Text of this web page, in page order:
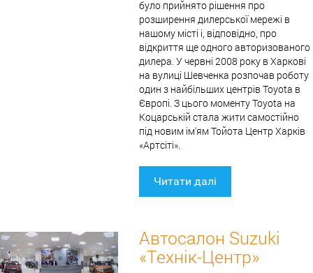
було прийнято рішення про
розширення дилерської мережі в
нашому місті і, відповідно, про
відкриття ще одного авторизованого
дилера. У червні 2008 року в Харкові
на вулиці Шевченка розпочав роботу
один з найбільших центрів Toyota в
Європі. З цього моменту Toyota на
Коцарській стала жити самостійно
під новим ім'ям Тойота Центр Харків
«Артсіті».
Читати далі
Автосалон Suzuki
«Технік-Центр»